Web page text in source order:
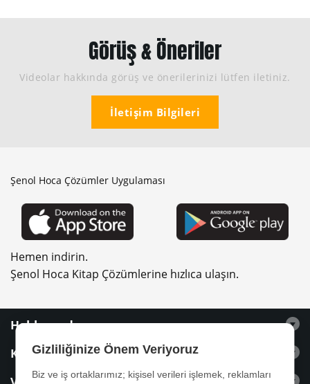
Görüş & Öneriler
Videolar hakkında görüş ve önerilerinizi lütfen iletiniz.
İletişim Bilgileri
Şenol Hoca Çözümler Uygulaması
Hemen indirin.
Şenol Hoca Kitap Çözümlerine hızlıca ulaşın.
Hakkımızda
Kitaplar
Gizliliğinize Önem Veriyoruz
Biz ve iş ortaklarımız; kişisel verileri işlemek, reklamları